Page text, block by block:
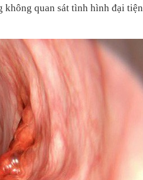
không quan sát tình hình đại tiện